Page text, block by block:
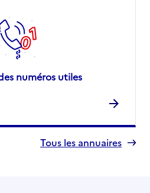
numéros utiles
Tous les annuaires